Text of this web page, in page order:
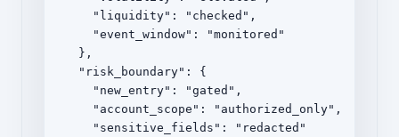
    "liquidity": "checked",
    "event_window": "monitored"
  },
  "risk_boundary": {
    "new_entry": "gated",
    "account_scope": "authorized_only",
    "sensitive_fields": "redacted"